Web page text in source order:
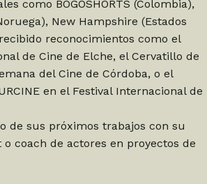
como BOGOSHORTS (Colombia),
New Hampshire (Estados
reconocimientos como el
de Cine de Elche, el Cervatillo de
del Cine de Córdoba, o el
en el Festival Internacional de
de sus próximos trabajos con su
coach de actores en proyectos de